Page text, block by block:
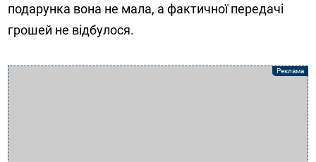
подарунка вона не мала, а фактичної передачі
грошей не відбулося.